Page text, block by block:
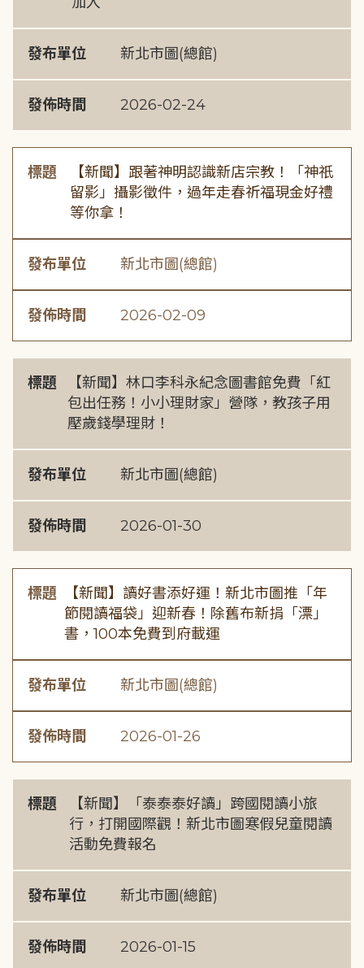
發布單位 新北市圖(總館)
發佈時間 2026-02-24
標題
【新聞】跟著神明認識新店宗教！「神祇
留影」攝影徵件，過年走春祈福現金好禮
等你拿！
發布單位 新北市圖(總館)
發佈時間 2026-02-09
標題
【新聞】林口李科永紀念圖書館免費「紅
包出任務！小小理財家」營隊，教孩子用
壓歲錢學理財！
發布單位 新北市圖(總館)
發佈時間 2026-01-30
標題
【新聞】讀好書添好運！新北市圖推「年
節閱讀福袋」迎新春！除舊布新捐「漂」
書，100本免費到府載運
發布單位 新北市圖(總館)
發佈時間 2026-01-26
標題
【新聞】「泰泰泰好讀」跨國閱讀小旅
行，打開國際觀！新北市圖寒假兒童閱讀
活動免費報名
發布單位 新北市圖(總館)
發佈時間 2026-01-15